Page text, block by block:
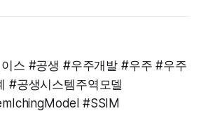
스 #공생 #우주개발 #우주 #우주
#공생시스템주역모델
#SSIM